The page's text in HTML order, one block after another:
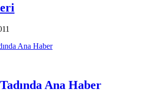
Ana Haber